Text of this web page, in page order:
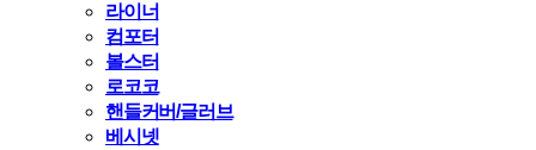
라이너
컴포터
볼스터
로코코
핸들커버/글러브
베시넷